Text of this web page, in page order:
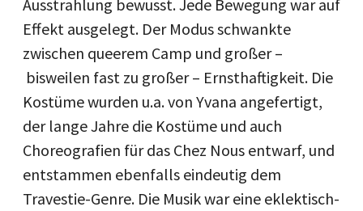
Ausstrahlung bewusst. Jede Bewegung war auf
Effekt ausgelegt. Der Modus schwankte
zwischen queerem Camp und großer –
bisweilen fast zu großer – Ernsthaftigkeit. Die
Kostüme wurden u.a. von Yvana angefertigt,
der lange Jahre die Kostüme und auch
Choreografien für das Chez Nous entwarf, und
entstammen ebenfalls eindeutig dem
Travestie-Genre. Die Musik war eine eklektisch-